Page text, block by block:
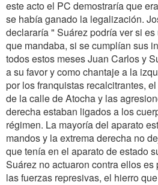
este acto el PC demostraría que
se había ganado la legalización.
declararía " Suárez podría ver si
que mandaba, si se cumplían sus
todos estos meses Juan Carlos y
a su favor y como chantaje a la
por los franquistas recalcitrantes,
de la calle de Atocha y las
derecha estaban ligados a los
régimen. La mayoría del aparato
mandos y la extrema derecha no
que tenía en el aparato de estado
Suárez no actuaron contra ellos
las fuerzas represivas, el hierro